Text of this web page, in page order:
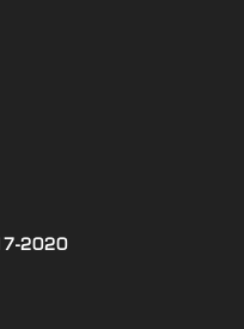
2020